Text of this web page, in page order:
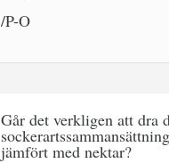
/P-O
Går det verkligen att dra
jämfört med nektar?